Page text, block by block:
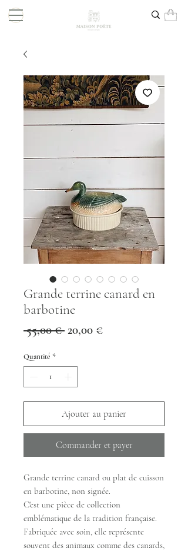
Grande terrine canard en
barbotine
55,00 € Prix
20,00 €Prix
Quantité *
Ajouter au panier
Commander et payer
Grande terrine canard ou plat de cuisson
en barbotine, non signée.
C'est une pièce de collection
emblématique de la tradition française.
Fabriquée avec soin, elle représente
souvent des animaux comme des canards,